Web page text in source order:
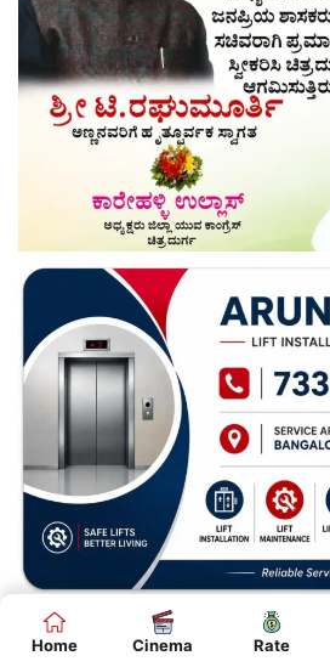
Home Cinema Rate